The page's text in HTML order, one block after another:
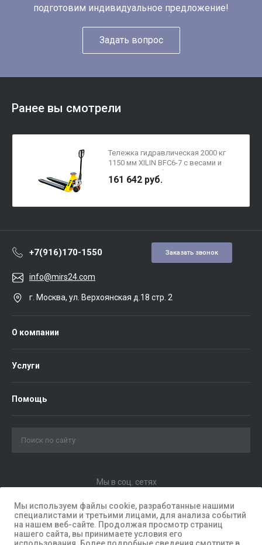
Мы используем файлы cookie, разработанные нашими
специалистами и третьими лицами, для анализа событий
на нашем веб-сайте. Продолжая просмотр страниц
нашего сайта, вы принимаете условия его
подготовим индивидуальное предложение!
Задать вопрос
Ранее вы смотрели
Тележка гидравлическая 2000 кг
1150 мм XILIN BFC6-7 с весами и
LED-дисплеем (полиуретановые
колеса)
161 642 руб.
+7(916)170-1550 Заказать звонок
info@mirs24.com
г. Москва, ул. Верхоянская д.18 стр. 2
О компании
Услуги
Помощь
Мы в соц. сетях